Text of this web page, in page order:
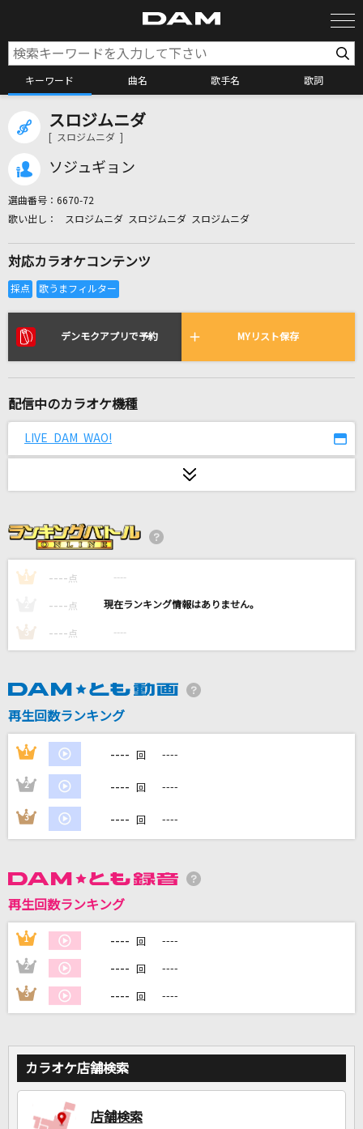
キーワード 曲名 歌手名 歌詞
カラオケ検索
リアルタイムで歌われている曲の一覧
[生音]ray
Little Things [リトル・シングス]
I LOVE...
Official髭男dism
HIROOMI TOSAKA
桑田佳祐
スターライトパレード
SEKAI NO OWARI(世界の終わり)
お勉強しといてよ
ずっと真夜中でいいのに。
泉こなた・柊かがみ・柊つかさ・高良みゆき(平野綾・加藤英美里・福原
[生音]火星人
カラオケ最新情報をチェック！
スロジムニダ
[ スロジムニダ ]
ソジュギョン
選曲番号： 6670-72
スロジムニダ スロジムニダ スロジムニダ
対応カラオケコンテンツ
デンモクアプリで予約 MYリスト保存
配信中のカラオケ機種
LIVE DAM WAO!
1 ---- 点 ----
---- 点 ----
3 ---- 点 ----
再生回数ランキング
1 ---- 回 ----
2 ---- 回 ----
3 ---- 回 ----
再生回数ランキング
1 ---- 回 ----
2 ---- 回 ----
3 ---- 回 ----
カラオケ店舗検索
店舗検索